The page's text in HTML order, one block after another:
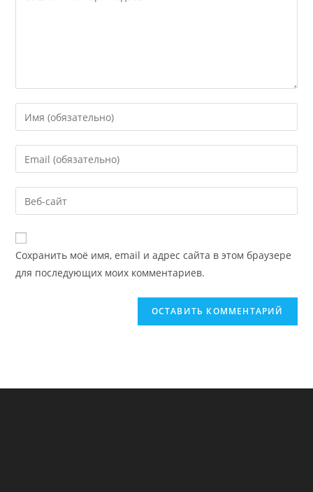
Введите
свое
имя
или
пользователя,
чтобы
прокомментировать
Введите
свой
email-
адрес,
прокомментировать
Введите
URL
вашего
веб-
сайта
(необязательно)
Сохранить моё имя, email и адрес сайта в этом браузере
для последующих моих комментариев.